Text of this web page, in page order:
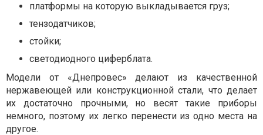
платформы на которую выкладывается груз;
тензодатчиков;
стойки;
светодиодного циферблата.
Модели от «Днепровес» делают из качественной
нержавеющей или конструкционной стали, что делает
их достаточно прочными, но весят такие приборы
немного, поэтому их легко перенести из одно места на
другое.